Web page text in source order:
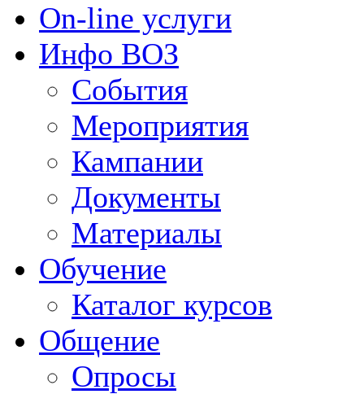
On-line услуги
Инфо ВОЗ
События
Мероприятия
Кампании
Документы
Материалы
Обучение
Каталог курсов
Общение
Опросы